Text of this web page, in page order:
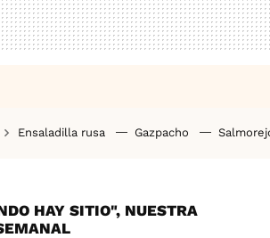
Ensaladilla rusa Gazpacho
HAY SITIO", NUESTRA